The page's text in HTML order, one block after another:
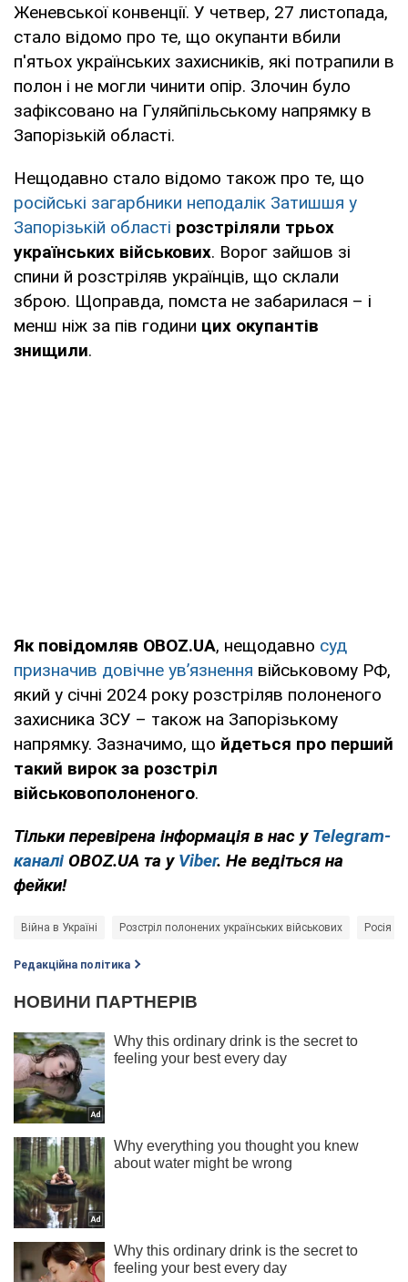
Женевської конвенції. У четвер, 27 листопада,
стало відомо про те, що окупанти вбили
п'ятьох українських захисників, які потрапили в
полон і не могли чинити опір. Злочин було
зафіксовано на Гуляйпільському напрямку в
Запорізькій області.
Нещодавно стало відомо також про те, що
російські загарбники неподалік Затишшя у
Запорізькій області розстріляли трьох
українських військових. Ворог зайшов зі
спини й розстріляв українців, що склали
зброю. Щоправда, помста не забарилася – і
менш ніж за пів години цих окупантів
знищили.
Як повідомляв OBOZ.UA, нещодавно суд
призначив довічне ув’язнення військовому РФ,
який у січні 2024 року розстріляв полоненого
захисника ЗСУ – також на Запорізькому
напрямку. Зазначимо, що йдеться про перший
такий вирок за розстріл
військовополоненого.
Тільки перевірена інформація в нас у Telegram-
каналі OBOZ.UA та у Viber. Не ведіться на
фейки!
Війна в Україні Розстріл полонених українських військових Росія -
Редакційна політика